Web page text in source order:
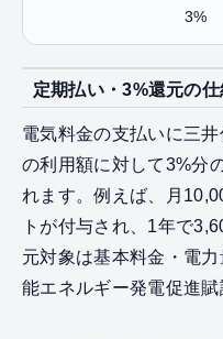
3%
定期払い・3%還元の仕
電気料金の支払いに三
の利用額に対して3%分
れます。例えば、月
トが付与され、1年で
元対象は基本料金・電
能エネルギー発電促進賦